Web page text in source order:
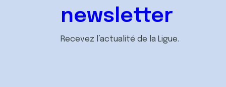
newsletter
Recevez l’actualité de la Ligue.